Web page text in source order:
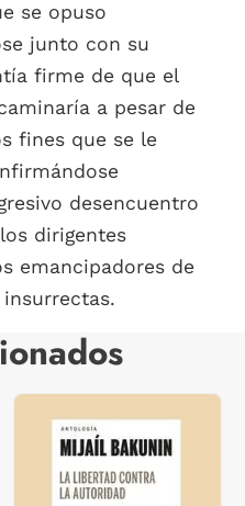
se opuso
junto con su
firme de que el
a pesar de
fines que se le
desencuentro
dirigentes
emancipadores de